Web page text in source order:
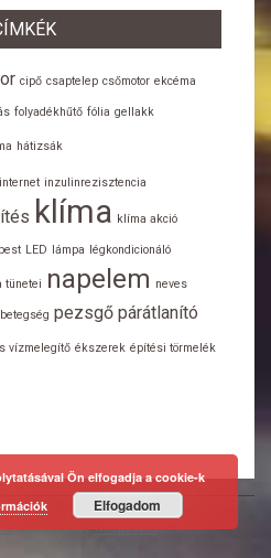
cipő csaptelep csőmotor ekcéma
folyadékhűtő fólia gellakk
hátizsák
internet inzulinrezisztencia
klíma klíma akció
LED lámpa légkondicionáló
tünetei napelem neves
pezsgő párátlanító
vízmelegítő ékszerek építési törmelék
. Powered byWordPress.
Ön elfogadja a cookie-k
Elfogadom